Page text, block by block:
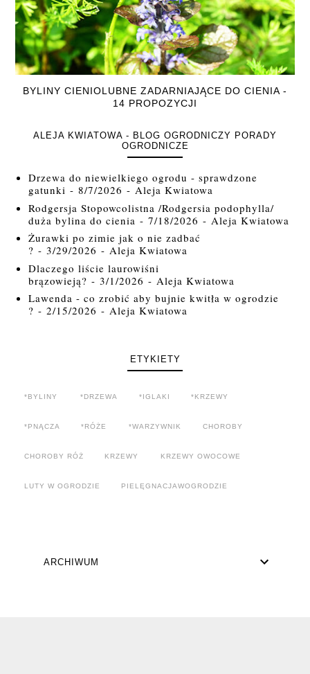
BYLINY CIENIOLUBNE ZADARNIAJĄCE DO CIENIA -
14 PROPOZYCJI
ALEJA KWIATOWA - BLOG OGRODNICZY PORADY
OGRODNICZE
Drzewa do niewielkiego ogrodu - sprawdzone
gatunki - 8/7/2026 - Aleja Kwiatowa
Rodgersja Stopowcolistna /Rodgersia podophylla/
duża bylina do cienia - 7/18/2026 - Aleja Kwiatowa
Żurawki po zimie jak o nie zadbać
? - 3/29/2026 - Aleja Kwiatowa
Dlaczego liście laurowiśni
brązowieją? - 3/1/2026 - Aleja Kwiatowa
Lawenda - co zrobić aby bujnie kwitła w ogrodzie
? - 2/15/2026 - Aleja Kwiatowa
ETYKIETY
*BYLINY *DRZEWA *IGLAKI *KRZEWY
*PNĄCZA *RÓŻE *WARZYWNIK CHOROBY
CHOROBY RÓŻ KRZEWY KRZEWY OWOCOWE
LUTY W OGRODZIE PIELĘGNACJAWOGRODZIE
ARCHIWUM